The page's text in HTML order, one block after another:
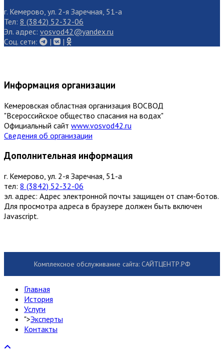
г. Кемерово, ул. 2-я Заречная, 51-а
Тел: 8 (3842) 52-32-06
Эл. адрес: vosvod42@yandex.ru
Cоц. сети:
| |
Информация организации
Кемеровская областная организация ВОСВОД
"Всероссийское общество спасания на водах"
Официальный сайт www.vosvod42.ru
Сведения об организации
Дополнительная информация
г. Кемерово, ул. 2-я Заречная, 51-а
тел: 8 (3842) 52-32-06
эл. адрес: Адрес электронной почты защищен от спам-ботов.
Для просмотра адреса в браузере должен быть включен
Javascript.
Комплексное обслуживание сайта: САЙТЦЕНТР.РФ
Главная
История
Услуги
">Эксперты
Контакты